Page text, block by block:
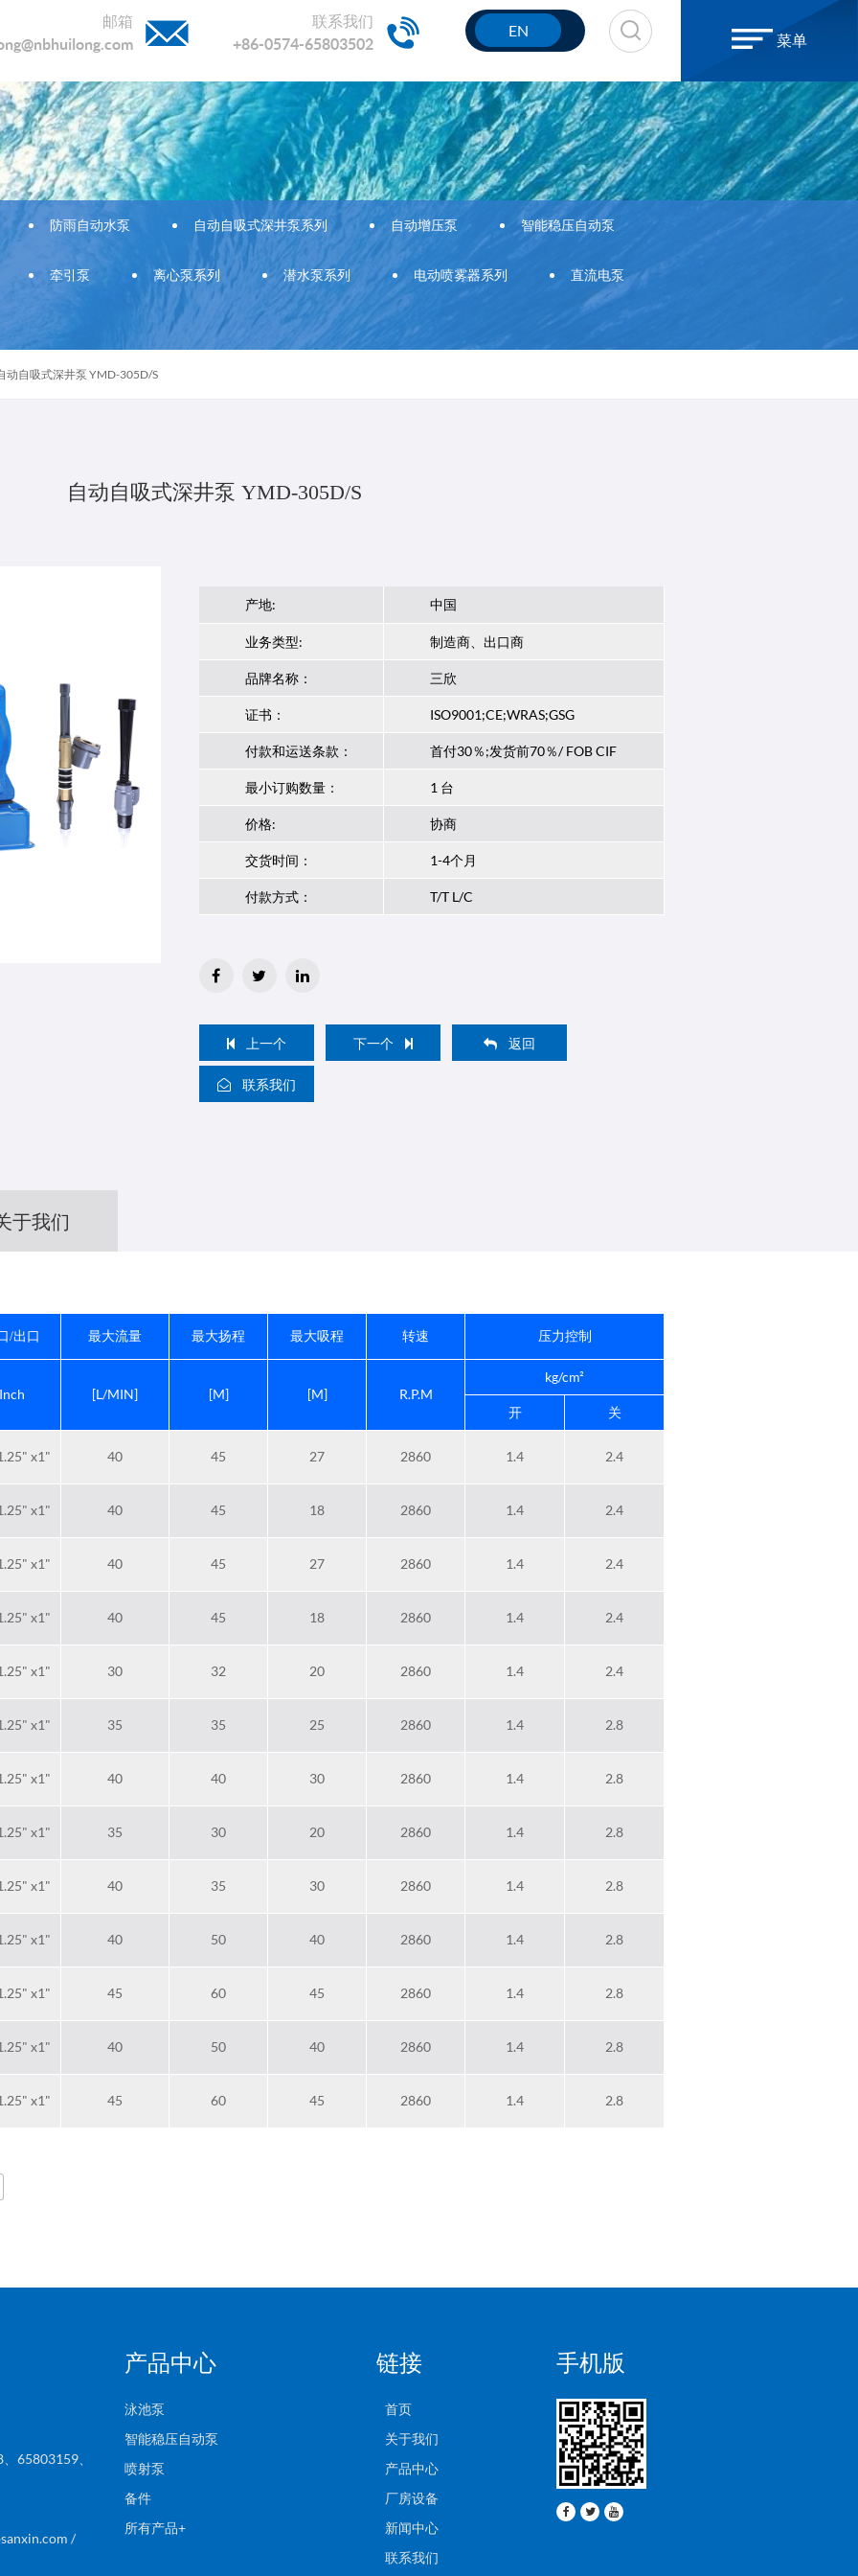
邮箱
联系我们
+86-0574-65803502
EN
菜单
防雨自动水泵 自动自吸式深井泵系列 自动增压泵 智能稳压自动泵
牵引泵 离心泵系列 潜水泵系列 电动喷雾器系列 直流电泵
动自吸式深井泵 YMD-305D/S
自动自吸式深井泵 YMD-305D/S
产地: 中国
业务类型: 制造商、出口商
品牌名称： 三欣
证书： ISO9001;CE;WRAS;GSG
付款和运送条款： 首付30％;发货前70％/ FOB CIF
最小订购数量： 1 台
价格: 协商
交货时间： 1-4个月
付款方式： T/T L/C
上一个 下一个 返回
联系我们
于我们
/出口 最大流量 最大扬程 最大吸程 转速 压力控制
[L/MIN] [M] [M] R.P.M
kg/cm²
开 关
x1" 40 45 27 2860 1.4 2.4
x1" 40 45 18 2860 1.4 2.4
x1" 40 45 27 2860 1.4 2.4
x1" 40 45 18 2860 1.4 2.4
x1" 30 32 20 2860 1.4 2.4
x1" 35 35 25 2860 1.4 2.8
x1" 40 40 30 2860 1.4 2.8
x1" 35 30 20 2860 1.4 2.8
x1" 40 35 30 2860 1.4 2.8
x1" 40 50 40 2860 1.4 2.8
x1" 45 60 45 2860 1.4 2.8
x1" 40 50 40 2860 1.4 2.8
x1" 45 60 45 2860 1.4 2.8
65803159、
/
产品中心
泳池泵
智能稳压自动泵
喷射泵
备件
所有产品+
链接
首页
关于我们
产品中心
厂房设备
新闻中心
联系我们
手机版